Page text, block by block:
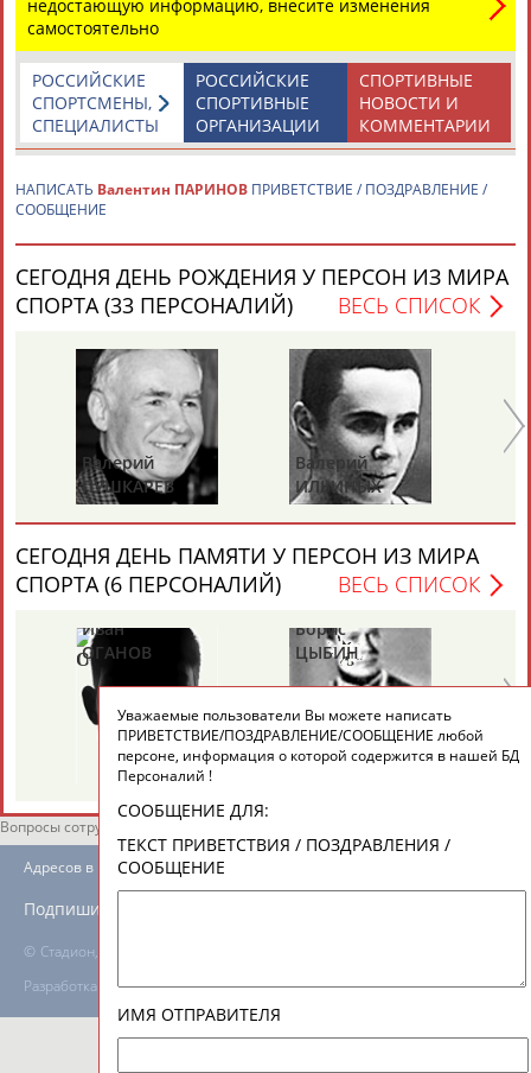
Каримжан
АБДРАХМАНОВ
Аделя
АБДРАХМАНОВА
Андрей
АБДУВАЛИЕВ
Герман
АБДУЛАЕВ
Рамазан
АБДУЛАЕВ
АБДУЛАЕВ
АБДУЛАЗИЗОВАБДУЛБЕКОВ
Камалудин
АБДУЛДАУДОВ
Абдула
АБДУЛЖАЛИЛОВ
Магомед
АБДУЛКАГИРОВ
Назир
АБДУЛЛАЕВ
24 персон из 13181
ЕЩЁ ПЕРСОНЫ
ЦЕЛИ ПРОЕКТА
Вопросы сотрудничества и совместной деятельности
© Стадион, 1998-2026
Разработка и поддержка ООО НАИТ «Стадион»
Адресов в новостной рассылке: 996
Подпишись
недостающую информацию, внесите изменения
самостоятельно
СПОРТИВНЫЕ
НОВОСТИ И
КОММЕНТАРИИ
РОССИЙСКИЕ
СПОРТИВНЫЕ
ОРГАНИЗАЦИИ
РОССИЙСКИЕ
СПОРТСМЕНЫ,
СПЕЦИАЛИСТЫ
НАПИСАТЬ Валентин ПАРИНОВ ПРИВЕТСТВИЕ / ПОЗДРАВЛЕНИЕ /
СООБЩЕНИЕ
СЕГОДНЯ ДЕНЬ РОЖДЕНИЯ У ПЕРСОН ИЗ МИРА
СПОРТА (33 ПЕРСОНАЛИЙ)
ВЕСЬ СПИСОК
Валерий
ПУШКАРЕВ
Валерий
ИЛЬИНЫХ
СЕГОДНЯ ДЕНЬ ПАМЯТИ У ПЕРСОН ИЗ МИРА
СПОРТА (6 ПЕРСОНАЛИЙ)
ВЕСЬ СПИСОК
Иван
ОГАНОВ
Борис
ЦЫБИН
Уважаемые пользователи Вы можете написать
ПРИВЕТСТВИЕ/ПОЗДРАВЛЕНИЕ/СООБЩЕНИЕ любой
персоне, информация о которой содержится в нашей БД
Персоналий !
СООБЩЕНИЕ ДЛЯ:
ТЕКСТ ПРИВЕТСТВИЯ / ПОЗДРАВЛЕНИЯ /
СООБЩЕНИЕ
ИМЯ ОТПРАВИТЕЛЯ